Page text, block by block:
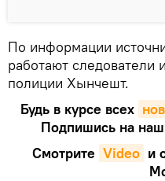
По информации
работают следователи
полиции Хынчешт.
Будь в курсе всех
Подпишись на наш
Смотрите Video и